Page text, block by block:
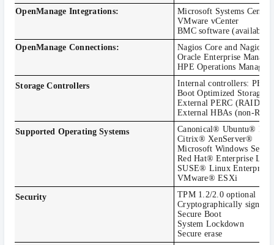
OpenManage Integrations:
Microsoft Systems Center
VMware vCenter
BMC software (available
OpenManage Connections:
Nagios Core and Nagios
Oracle Enterprise Manager
HPE Operations
Storage Controllers
Internal controllers:
Boot Optimized Storage
External PERC (RAID):
External HBAs (non-
Supported Operating Systems
Canonical® Ubuntu® LTS
Citrix® XenServer®
Microsoft Windows
Red Hat® Enterprise
SUSE® Linux Enterprise
VMware® ESXi
Security
TPM 1.2/2.0 optional
Cryptographically signed
Secure Boot
System Lockdown
Secure erase